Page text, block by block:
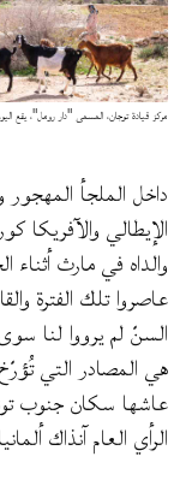
مركز قيادة توجان، المسمى "دار رومل"، يقع
داخل الملجأ المهجور
الإيطالي والآفريكا
والداه في مارث أثناء
عاصروا تلك الفترة
السنّ لم يرووا لنا
هي المصادر التي
عاشها سكان جنوب
الرأي العام آنذاك